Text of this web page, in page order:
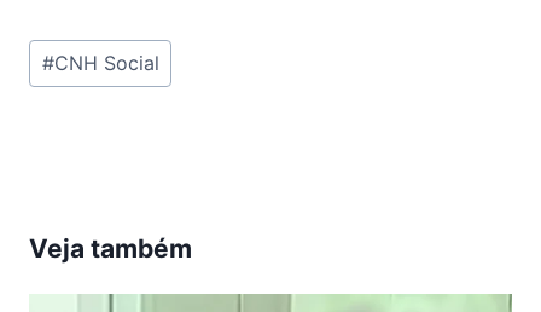
Tags
do
#CNH Social
Veja também